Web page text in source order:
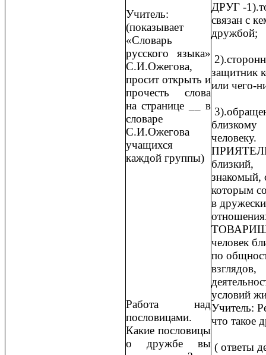
Учитель:
(показывает
«Словарь
русского языка»
С.И.Ожегова,
просит открыть и
прочесть слова
на странице __ в
словаре
С.И.Ожегова
учащихся
каждой группы)
Работа над
пословицами.
Какие пословицы
о дружбе вы
ДРУГ -
связан с
дружбой;
защитник
или чего-
близкому
близкий,
знакомый,
которым
в
человек
по
взглядов,
условий
Учитель:
что такое
( ответы